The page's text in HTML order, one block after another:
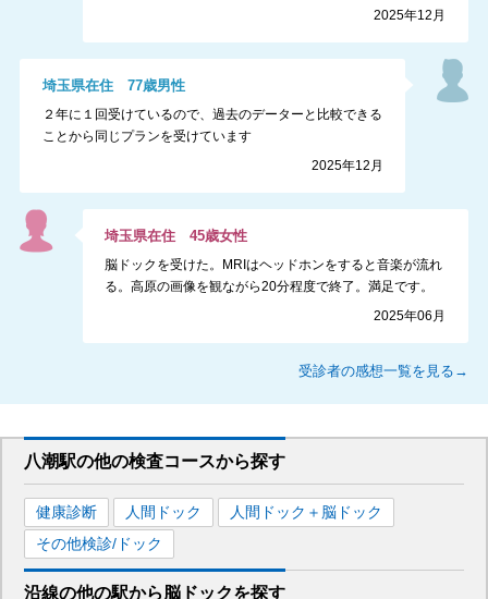
2025年12月
埼玉県在住 77歳男性
２年に１回受けているので、過去のデーターと比較できる
ことから同じプランを受けています
2025年12月
埼玉県在住45歳女性
脳ドックを受けた。MRIはヘッドホンをすると音楽が流れ
る。高原の画像を観ながら20分程度で終了。満足です。
2025年06月
受診者の感想一覧を見る→
八潮駅の他の検査コースから探す
健康診断 人間ドック
人間ドック＋脳ドック
その他検診/ドック
沿線の他の駅から脳ドックを探す